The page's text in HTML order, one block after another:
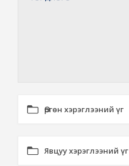
Өргөн хэрэглээний үг
Явцуу хэрэглээний үг